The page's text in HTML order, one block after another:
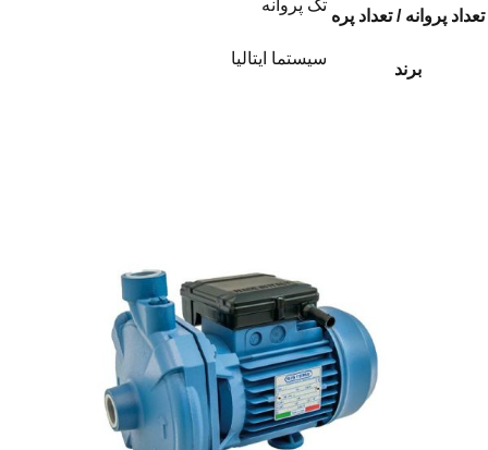
تعداد پروانه / تعداد پره
تک پروانه
برند
سیستما ایتالیا